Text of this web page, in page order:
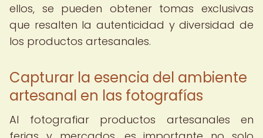
ellos, se pueden obtener tomas exclusivas
que resalten la autenticidad y diversidad de
los productos artesanales.
Capturar la esencia del ambiente
artesanal en las fotografías
Al fotografiar productos artesanales en